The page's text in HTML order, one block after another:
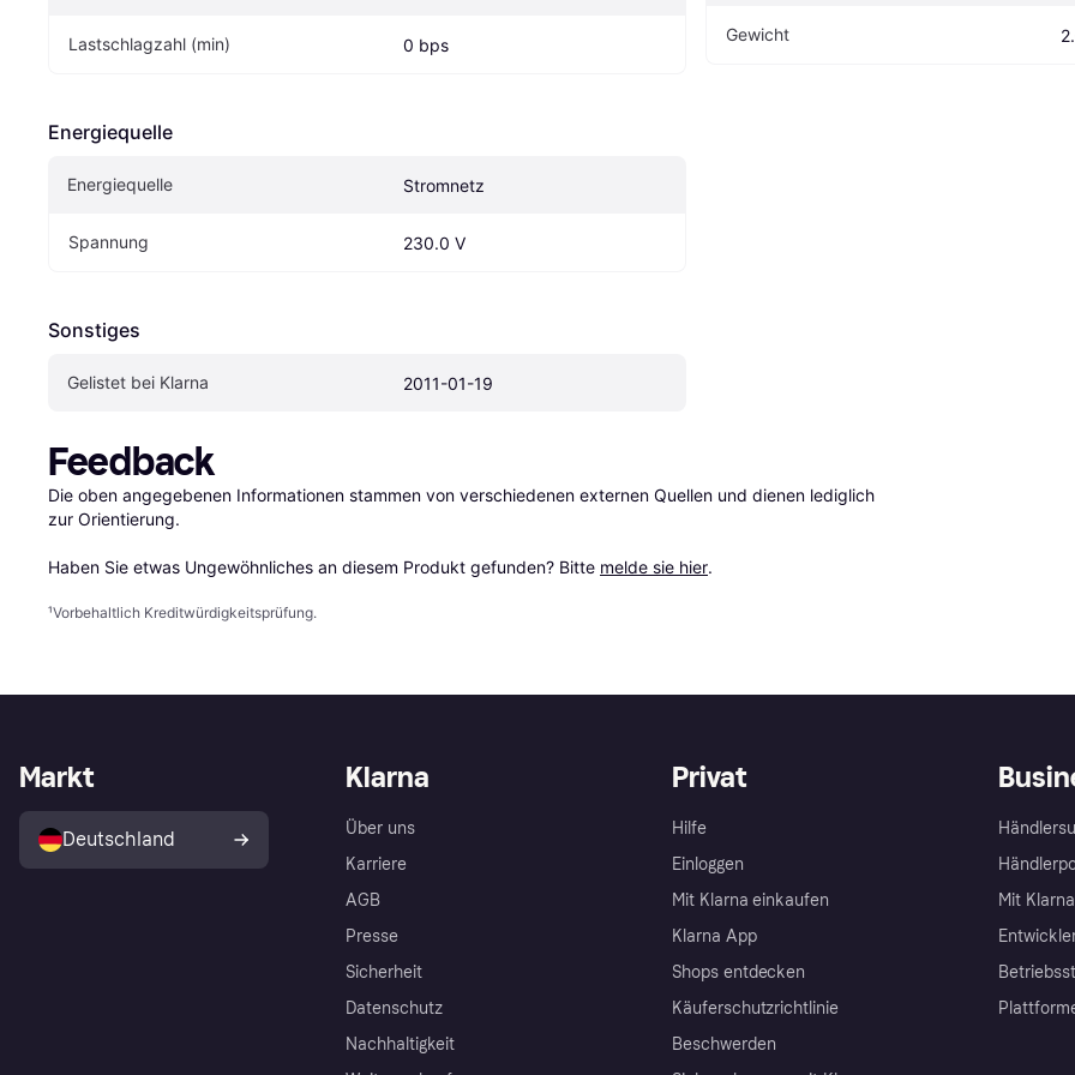
Lastschlagzahl (min) 0 bps
Energiequelle
Energiequelle Stromnetz
Spannung 230.0 V
Sonstiges
Gelistet bei Klarna 2011-01-19
Gewicht
Feedback
Die oben angegebenen Informationen stammen von verschiedenen externen Quellen und dienen lediglich
zur Orientierung.
Haben Sie etwas Ungewöhnliches an diesem Produkt gefunden? Bitte melde sie hier.
¹Vorbehaltlich Kreditwürdigkeitsprüfung.
Klarna
Über uns
Karriere
AGB
Presse
Sicherheit
Datenschutz
Nachhaltigkeit
Privat
Hilfe
Einloggen
Mit Klarna einkaufen
Klarna App
Shops entdecken
Käuferschutzrichtlinie
Beschwerden
Mit
Markt
Deutschland